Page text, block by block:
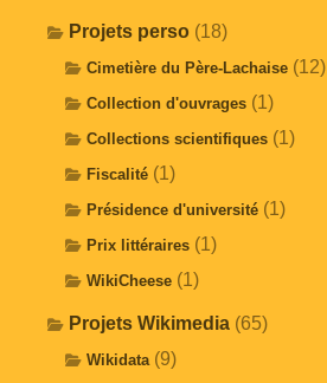
Projets perso (18)
Cimetière du Père-Lachaise (12)
Collection d'ouvrages (1)
Collections scientifiques (1)
Fiscalité (1)
Présidence d'université (1)
Prix littéraires (1)
WikiCheese (1)
Projets Wikimedia (65)
Wikidata (9)